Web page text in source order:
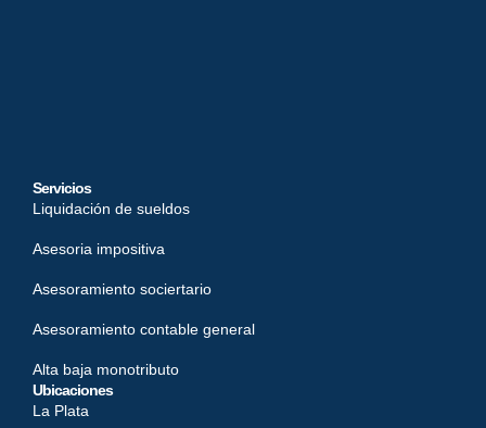
Servicios
Liquidación de sueldos
Asesoria impositiva
Asesoramiento sociertario
Asesoramiento contable general
Alta baja monotributo
Ubicaciones
La Plata